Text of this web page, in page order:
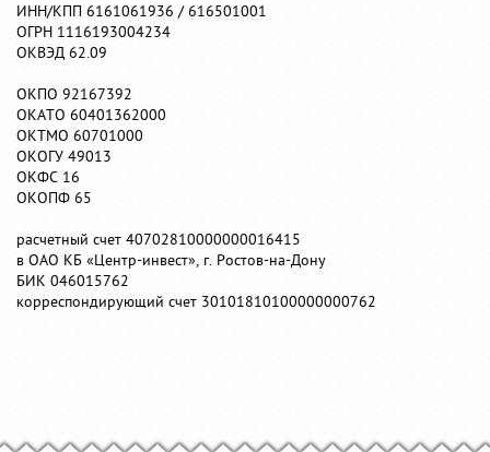
ИНН/КПП 6161061936 / 616501001
ОГРН 1116193004234
ОКВЭД 62.09
ОКПО 92167392
ОКАТО 60401362000
ОКТМО 60701000
ОКОГУ 49013
ОКФС 16
ОКОПФ 65
расчетный счет 40702810000000016415
в ОАО КБ «Центр-инвест», г. Ростов-на-Дону
БИК 046015762
корреспондирующий счет 30101810100000000762